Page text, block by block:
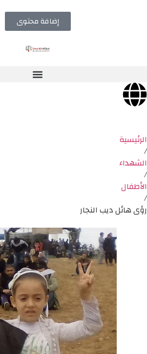
إضافة محتوى
الرئيسية
/
الشهداء
/
الأطفال
/
رؤى هائل ديب النجار